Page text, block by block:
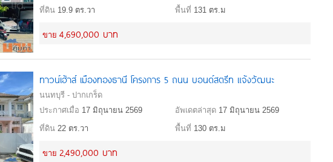
ที่ดิน 19.9 ตร.วา พื้นที่ 131 ตร.ม
ขาย 4,690,000 บาท
ทาวน์เฮ้าส์ เมืองทองธานี โครงการ 5 ถนน บอนด์สตรีท แจ้งวัฒนะ
นนทบุรี - ปากเกร็ด
ประกาศเมื่อ 17 มิถุนายน 2569 อัพเดตล่าสุด 17 มิถุนายน 2569
ที่ดิน 22 ตร.วา พื้นที่ 130 ตร.ม
ขาย 2,490,000 บาท